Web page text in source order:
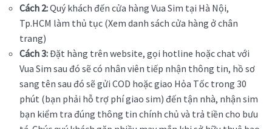
Cách 2:Quý khách đến cửa hàng Vua Sim tại Hà Nội,
Tp.HCM làm thủ tục (Xem danh sách cửa hàng ở chân
trang)
Cách 3:Đặt hàng trên website, gọi hotline hoặc chat với
Vua Sim sau đó sẽ có nhân viên tiếp nhận thông tin, hồ sơ
sang tên sau đó sẽ gửi COD hoặc giao Hỏa Tốc trong 30
phút (bạn phải hỗ trợ phí giao sim) đến tận nhà, nhận sim
bạn kiểm tra đúng thông tin chính chủ và trả tiền cho bưu